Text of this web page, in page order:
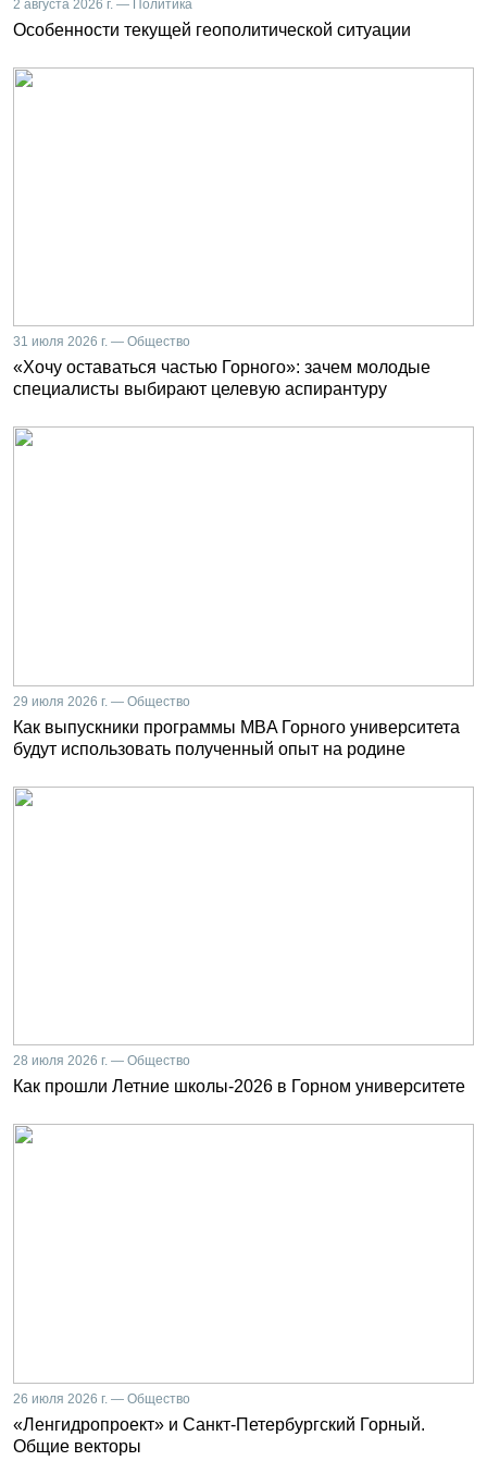
2 августа 2026 г. — Политика
Особенности текущей геополитической ситуации
31 июля 2026 г. — Общество
«Хочу оставаться частью Горного»: зачем молодые
специалисты выбирают целевую аспирантуру
29 июля 2026 г. — Общество
Как выпускники программы MBA Горного университета
будут использовать полученный опыт на родине
28 июля 2026 г. — Общество
Как прошли Летние школы-2026 в Горном университете
26 июля 2026 г. — Общество
«Ленгидропроект» и Санкт-Петербургский Горный.
Общие векторы